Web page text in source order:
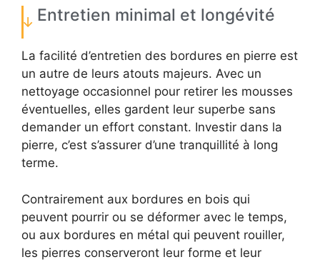
Entretien minimal et longévité
La facilité d’entretien des bordures en pierre est
un autre de leurs atouts majeurs. Avec un
nettoyage occasionnel pour retirer les mousses
éventuelles, elles gardent leur superbe sans
demander un effort constant. Investir dans la
pierre, c’est s’assurer d’une tranquillité à long
terme.
Contrairement aux bordures en bois qui
peuvent pourrir ou se déformer avec le temps,
ou aux bordures en métal qui peuvent rouiller,
les pierres conserveront leur forme et leur